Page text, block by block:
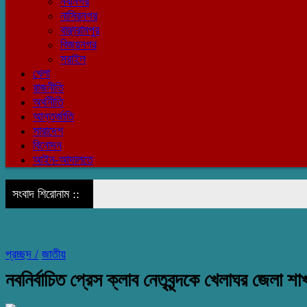
নাসিরনগর
বাঞ্ছারামপুর
বিজয়নগর
সরাইল
খেলা
রাজনীতি
অর্থনীতি
আন্তর্জাতি
সারাদেশ
বিনোদন
আইন-আদালতে
সংবাদ শিরোনাম ::
প্রচ্ছদ / জাতীয়
নবনির্বাচিত প্রেস ক্লাব নেতৃবৃন্দকে খেলাঘর জেলা